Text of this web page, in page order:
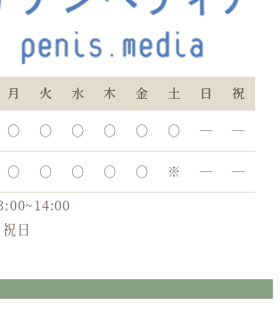
月 火 水 木 金 土 日 祝
○ ○ ○ ○ ○ ○ ― ―
○ ○ ○ ○ ○ ※ ― ―
日